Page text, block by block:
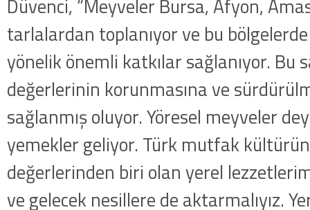
Düvenci, “Meyveler Bursa, Afyon,
tarlalardan toplanıyor ve bu
yönelik önemli katkılar sağlanıyor. Bu
değerlerinin korunmasına ve
sağlanmış oluyor. Yöresel meyveler
yemekler geliyor. Türk mutfak
değerlerinden biri olan yerel
ve gelecek nesillere de aktarmalıyız.